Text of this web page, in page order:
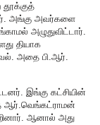
தூக்குத்
அங்கு அவர்களை
அழுதுவிட்டார்.
தியாக
அதை பி.ஆர்.
இங்கு கட்சியின்
ஆர்.வெங்கட்ராமன்
ஆனால் அது